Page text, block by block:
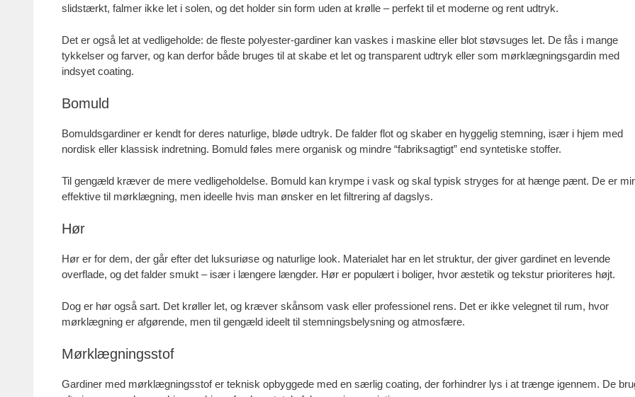
slidstærkt, falmer ikke let i solen, og det holder sin form uden at krølle – perfekt til et moderne og rent udtryk.
Det er også let at vedligeholde: de fleste polyester-gardiner kan vaskes i maskine eller blot støvsuges let. De fås i mange
tykkelser og farver, og kan derfor både bruges til at skabe et let og transparent udtryk eller som mørklægningsgardin med
indsyet coating.
Bomuld
Bomuldsgardiner er kendt for deres naturlige, bløde udtryk. De falder flot og skaber en hyggelig stemning, især i hjem med
nordisk eller klassisk indretning. Bomuld føles mere organisk og mindre “fabriksagtigt” end syntetiske stoffer.
Til gengæld kræver de mere vedligeholdelse. Bomuld kan krympe i vask og skal typisk stryges for at hænge pænt. De er
effektive til mørklægning, men ideelle hvis man ønsker en let filtrering af dagslys.
Hør
Hør er for dem, der går efter det luksuriøse og naturlige look. Materialet har en let struktur, der giver gardinet en levende
overflade, og det falder smukt – især i længere længder. Hør er populært i boliger, hvor æstetik og tekstur prioriteres højt.
Dog er hør også sart. Det krøller let, og kræver skånsom vask eller professionel rens. Det er ikke velegnet til rum, hvor
mørklægning er afgørende, men til gengæld ideelt til stemningsbelysning og atmosfære.
Mørklægningsstof
Gardiner med mørklægningsstof er teknisk opbyggede med en særlig coating, der forhindrer lys i at trænge igennem. De